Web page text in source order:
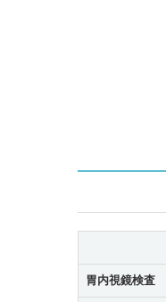
胃内視鏡検査